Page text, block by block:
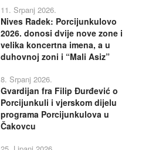
11. Srpanj 2026.
Nives Radek: Porcijunkulovo
2026. donosi dvije nove zone i
velika koncertna imena, a u
duhovnoj zoni i “Mali Asiz”
8. Srpanj 2026.
Gvardijan fra Filip Đurđević o
Porcijunkuli i vjerskom dijelu
programa Porcijunkulova u
Čakovcu